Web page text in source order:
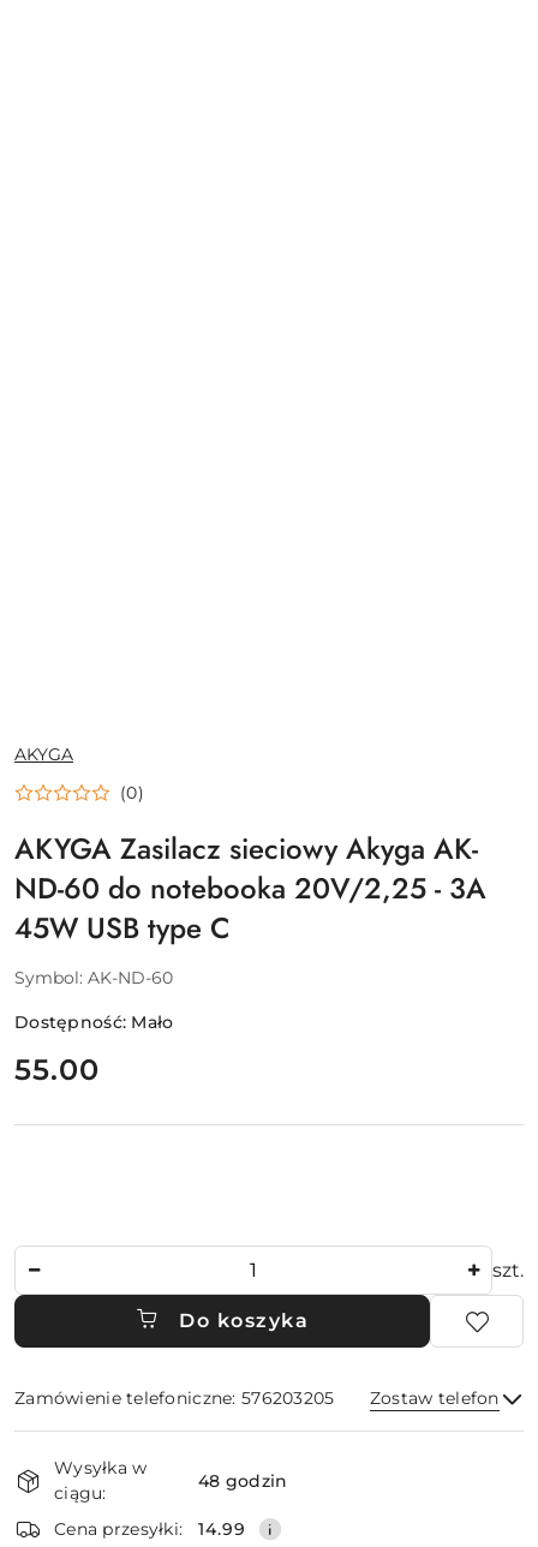
NAZWA
PRODUCENTA:
AKYGA
(0)
AKYGA Zasilacz sieciowy Akyga AK-
ND-60 do notebooka 20V/2,25 - 3A
45W USB type C
Symbol: AK-ND-60
Dostępność: Mało
cena:
55.00
szt.
Do koszyka
Zamówienie telefoniczne: 576203205 Zostaw telefon
i
dostawa
Wysyłka w
ciągu:
48 godzin
Cena przesyłki: 14.99